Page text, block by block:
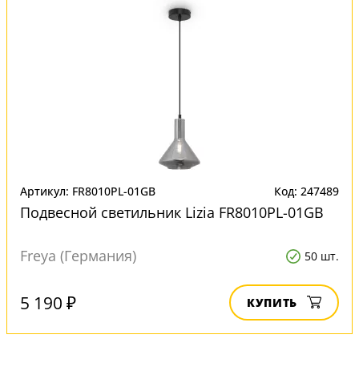
Артикул: FR8010PL-01GB Код: 247489
Подвесной светильник Lizia FR8010PL-01GB
Freya (Германия) 50 шт.
5 190 ₽ КУПИТЬ